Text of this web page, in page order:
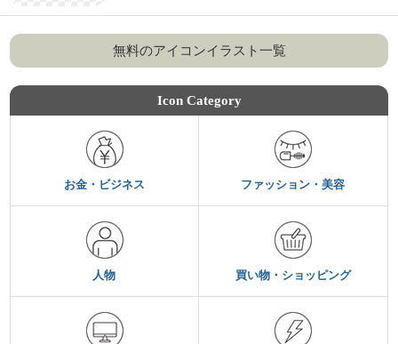
無料のアイコンイラスト一覧
Icon Category
お金・ビジネス ファッション・美容
人物 買い物・ショッピング